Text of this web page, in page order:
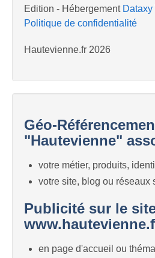
Edition - Hébergement Dataxy
Politique de confidentialité
Hautevienne.fr 2026
Géo-
"Hautevienne"
votre métier, produits,
votre site, blog ou réseaux
Publicité sur le
en page d'accueil ou